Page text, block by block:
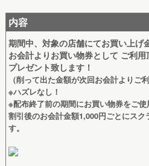
内容
期間中、対象の店舗にてお買い上げ
お会計よりお買い物券として ご利
プレゼント致します！
（削って出た金額が次回お会計よりご
※ハズレなし！
※配布終了前の期間にお買い物券をご使
割引後のお会計金額1,000円ごとにス
す。